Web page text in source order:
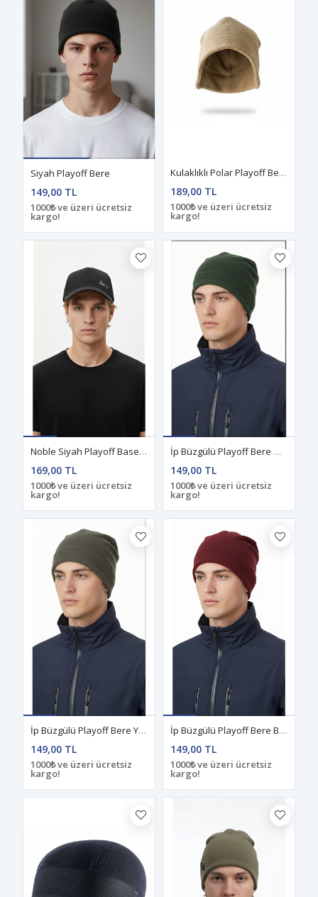
Siyah Playoff Bere
149,00 TL
1000₺ ve üzeri ücretsiz
kargo!
Kulaklıklı Polar Playoff Bere Sand
189,00 TL
1000₺ ve üzeri ücretsiz
kargo!
Noble Siyah Playoff Baseball Şapka
169,00 TL
1000₺ ve üzeri ücretsiz
kargo!
İp Büzgülü Playoff Bere Haki
149,00 TL
1000₺ ve üzeri ücretsiz
kargo!
İp Büzgülü Playoff Bere Yeşil
149,00 TL
1000₺ ve üzeri ücretsiz
kargo!
İp Büzgülü Playoff Bere Bordo
149,00 TL
1000₺ ve üzeri ücretsiz
kargo!